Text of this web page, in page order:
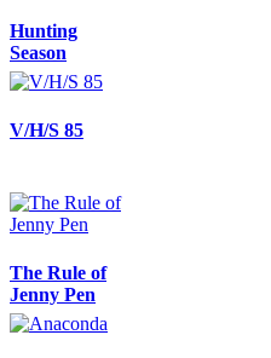
Hunting
Season
V/H/S 85
The Rule of
Jenny Pen